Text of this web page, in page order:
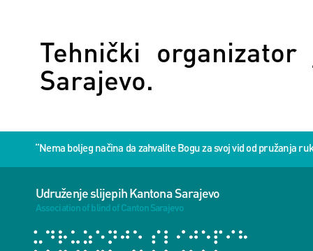
Tehnički
Sarajevo.
“Nema boljeg načina da zahvalite Bogu za svoj vid od pružanja
Udruženje slijepih Kantona Sarajevo
Association of blind of Canton Sarajevo